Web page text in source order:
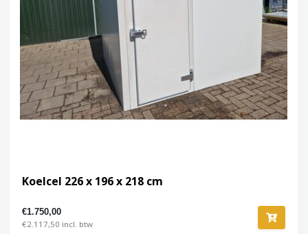
Koelcel 226 x 196 x 218 cm
€1.750,00
€2.117,50 incl. btw